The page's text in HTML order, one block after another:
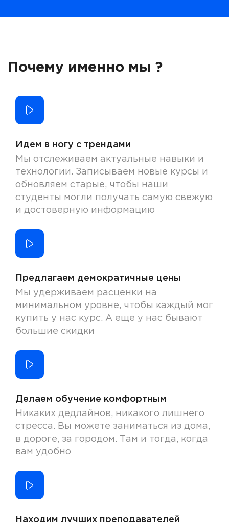
Почему именно мы ?
Идем в ногу с трендами
Мы отслеживаем актуальные навыки и
технологии. Записываем новые курсы и
обновляем старые, чтобы наши
студенты могли получать самую свежую
и достоверную информацию
Предлагаем демократичные цены
Мы удерживаем расценки на
минимальном уровне, чтобы каждый мог
купить у нас курс. А еще у нас бывают
большие скидки
Делаем обучение комфортным
Никаких дедлайнов, никакого лишнего
стресса. Вы можете заниматься из дома,
в дороге, за городом. Там и тогда, когда
вам удобно
Находим лучших преподавателей